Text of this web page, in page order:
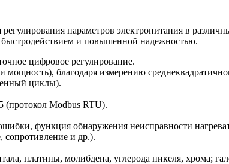
параметров электропитания в
и повышенной надежностью.
цифровое регулирование.
благодаря измерению
циклы).
(протокол Modbus RTU).
функция обнаружения неисправности
сопротивление и др.).
платины, молибдена, углерода никеля, хрома;